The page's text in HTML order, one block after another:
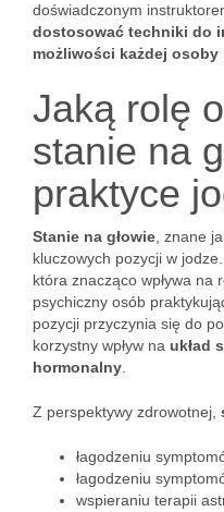
doświadczonym
dostosować techniki do
możliwości każdej osoby
Jaką rolę
stanie na
praktyce
Stanie na głowie , znane
kluczowych pozycji w
która znacząco wpływa na
psychiczny osób
pozycji przyczynia się do
korzystny wpływ na układ
hormonalny
Z perspektywy zdrowotnej,
łagodzeniu
łagodzeniu
wspieraniu terapii